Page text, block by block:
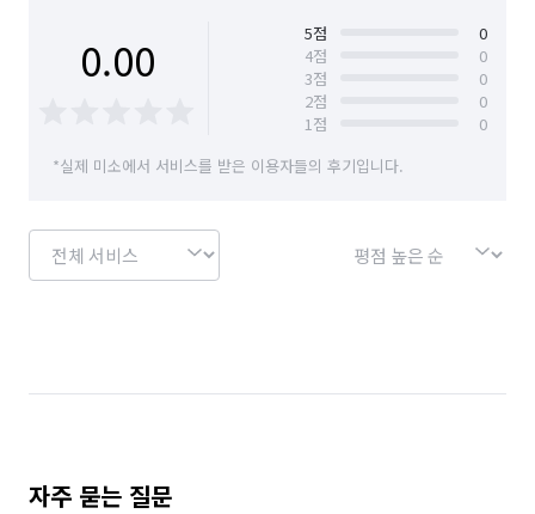
0.00 5점
0
4점
0
3점
0
2점
0
1점
0
*실제 미소에서 서비스를 받은 이용자들의 후기입니다.
자주 묻는 질문